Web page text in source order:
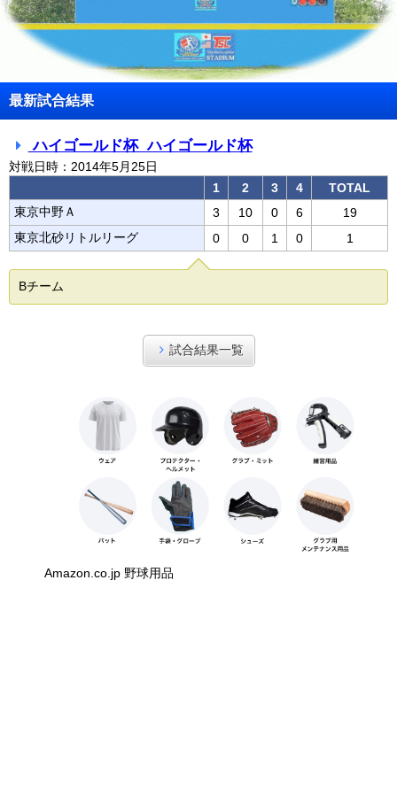
最新試合結果
ハイゴールド杯 ハイゴールド杯
対戦日時：2014年5月25日
1
2 3 4
TOTAL
東京中野Ａ
3 10 0 6
19
東京北砂リトルリーグ
0 0 1 0 1
Bチーム
試合結果一覧
Amazon.co.jp 野球用品